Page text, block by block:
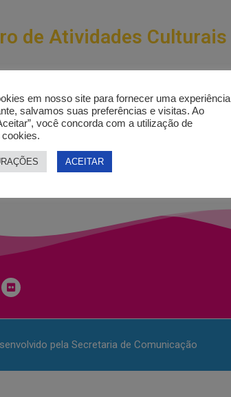
de Atividades Culturais
de Atividades Culturais em Imóveis Privados
pela Secretaria de Comunicação
em nosso site para fornecer uma experiência
salvamos suas preferências e visitas. Ao
você concorda com a utilização de
ACEITAR